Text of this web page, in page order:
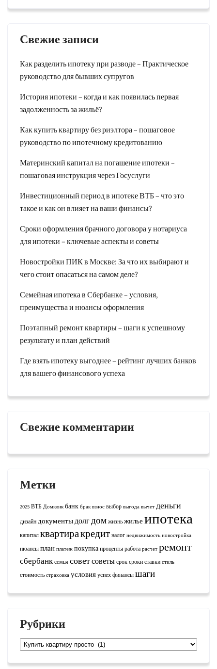
Свежие записи
Как разделить ипотеку при разводе – Практическое
руководство для бывших супругов
История ипотеки – когда и как появилась первая
задолженность за жильё?
Как купить квартиру без риэлтора – пошаговое
руководство по ипотечному кредитованию
Материнский капитал на погашение ипотеки –
пошаговая инструкция через Госуслуги
Инвестиционный период в ипотеке ВТБ – что это
такое и как он влияет на ваши финансы?
Сроки оформления брачного договора у нотариуса
для ипотеки – ключевые аспекты и советы
Новостройки ПИК в Москве: За что их выбирают и
чего стоит опасаться на самом деле?
Семейная ипотека в Сбербанке – условия,
преимущества и нюансы оформления
Поэтапный ремонт квартиры – шаги к успешному
результату и план действий
Где взять ипотеку выгоднее – рейтинг лучших банков
для вашего финансового успеха
Свежие комментарии
Метки
2025 ВТБ Домклик банк брак взнос выбор выгода вычет деньги
дизайндокументыдолгдомжизньжилье ипотека
капиталквартиракредитналог недвижимость новостройка
нюансыплан платеж покупкапроцентыработа расчет ремонт
сбербанксемьясоветсоветысроксрокиставки стиль
стоимость страховка условияуспехфинансышаги
Рубрики
Рубрики